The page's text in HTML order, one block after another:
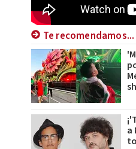
Te recomendamos...
a